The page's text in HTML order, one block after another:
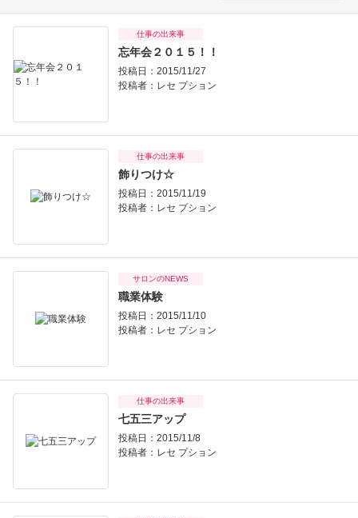
仕事の出来事
忘年会２０１５！！
投稿日：2015/11/27
投稿者： レセ プション
仕事の出来事
飾りつけ☆
投稿日：2015/11/19
投稿者： レセ プション
サロンのNEWS
職業体験
投稿日：2015/11/10
投稿者： レセ プション
仕事の出来事
七五三アップ
投稿日：2015/11/8
投稿者： レセ プション